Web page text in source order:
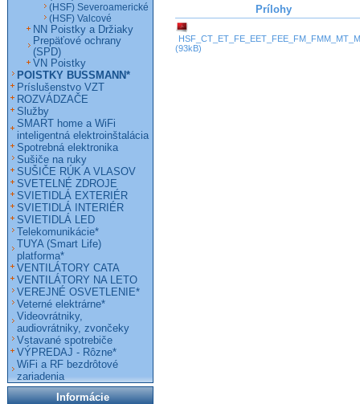
Prílohy
(93kB)
(HSF) Severoamerické
(HSF) Valcové
NN Poistky a Držiaky
Prepäťové ochrany
(SPD)
VN Poistky
POISTKY BUSSMANN*
Príslušenstvo VZT
ROZVÁDZAČE
Služby
SMART home a WiFi
inteligentná elektroinštalácia
Spotrebná elektronika
Sušiče na ruky
SUŠIČE RÚK A VLASOV
SVETELNÉ ZDROJE
SVIETIDLÁ EXTERIÉR
SVIETIDLÁ INTERIÉR
SVIETIDLÁ LED
Telekomunikácie*
TUYA (Smart Life)
platforma*
VENTILÁTORY CATA
VENTILÁTORY NA LETO
VEREJNÉ OSVETLENIE*
Veterné elektrárne*
Videovrátniky,
audiovrátniky, zvončeky
Vstavané spotrebiče
VÝPREDAJ - Rôzne*
WiFi a RF bezdrôtové
zariadenia
Informácie